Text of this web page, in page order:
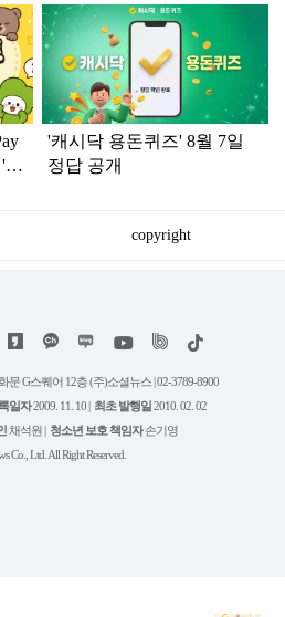
'캐시닥 용돈퀴즈' 8월 7일
정답 공개
copyright
위
트
유
튜
틱
문 G스퀘어 12층 (주)소셜뉴스 | 02-3789-8900
일자2009. 11. 10 | 최초 발행일 2010. 02. 02
채석원 | 청소년 보호 책임자손기영
Co., Ltd. All Right Reserved.